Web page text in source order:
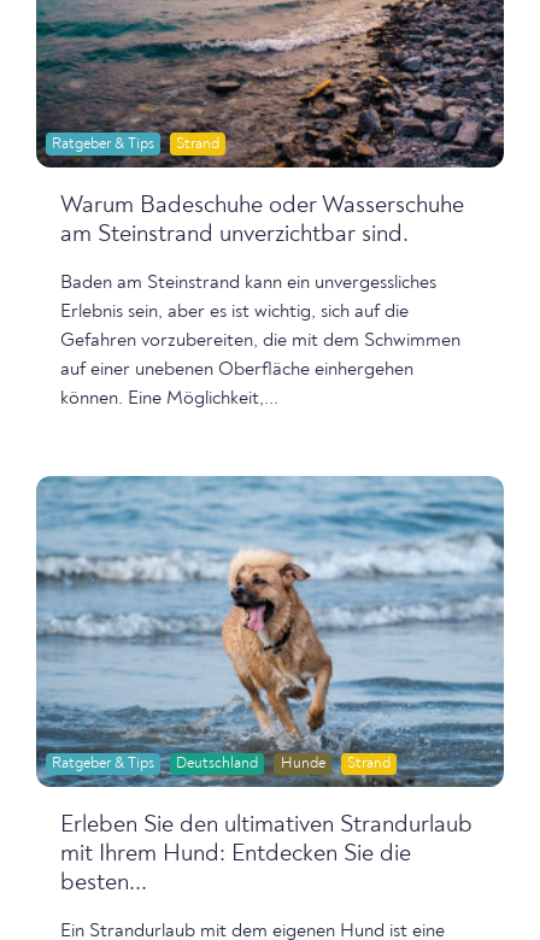
Ratgeber & Tips Strand
Warum Badeschuhe oder Wasserschuhe
am Steinstrand unverzichtbar sind.
Baden am Steinstrand kann ein unvergessliches
Erlebnis sein, aber es ist wichtig, sich auf die
Gefahren vorzubereiten, die mit dem Schwimmen
auf einer unebenen Oberfläche einhergehen
können. Eine Möglichkeit,...
Ratgeber & Tips Deutschland Hunde Strand
Erleben Sie den ultimativen Strandurlaub
mit Ihrem Hund: Entdecken Sie die
besten...
Ein Strandurlaub mit dem eigenen Hund ist eine